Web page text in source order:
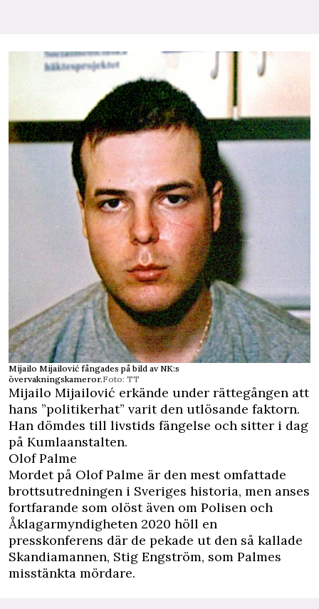
Mijailo Mijailović fångades på bild av NK:s
övervakningskameror.Foto: TT
Mijailo Mijailović erkände under rättegången att
hans ”politikerhat” varit den utlösande faktorn.
Han dömdes till livstids fängelse och sitter i dag
på Kumlaanstalten.
Olof Palme
Mordet på Olof Palme är den mest omfattade
brottsutredningen i Sveriges historia, men anses
fortfarande som olöst även om Polisen och
Åklagarmyndigheten 2020 höll en
presskonferens där de pekade ut den så kallade
Skandiamannen, Stig Engström, som Palmes
misstänkta mördare.